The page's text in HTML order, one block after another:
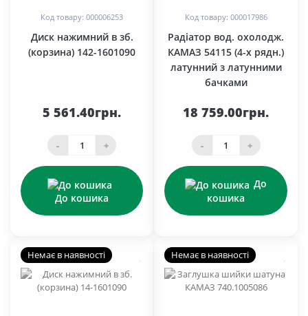
Код товару: 000006253
Диск нажимний в зб.
(корзина) 142-1601090
5 561.40грн.
- +
До кошика
Код товару: 000017986
Радіатор вод. охолодж.
КАМАЗ 54115 (4-х рядн.)
латунний з латунними
бачками
18 759.00грн.
- +
До
кошика
Немає в наявності Немає в наявності